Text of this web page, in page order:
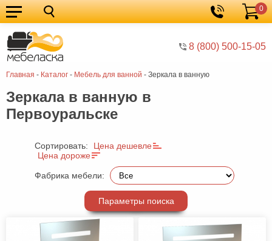
8 (800) 500-15-05
Корзина
0
Главная - Каталог - Мебель для ванной - Зеркала в ванную
Кухонные
гарнитуры
Мебель
для
кухни
Мебель
для
спальни
Кровати
Шкафы
Диваны
Зеркала в ванную в
Первоуральске
Сортировать:
Цена дешевле
Цена дороже
Фабрика мебели:
Параметры поиска